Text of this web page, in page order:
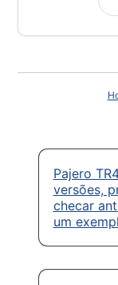
Pajero
versões,
checar
um